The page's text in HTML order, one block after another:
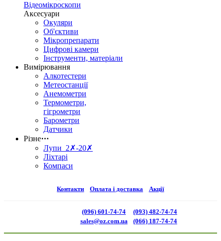
Відеомікроскопи
Аксесуари
Окуляри
Об'єктиви
Мікропрепарати
Цифрові камери
Інструменти, матеріали
Вимірювання
Алкотестери
Метеостанції
Анемометри
Термометри,
гігрометри
Барометри
Датчики
Різне⋯
Лупи 2✗-20✗
Ліхтарі
Компаси
Контакти Оплата і доставка Акції
(096) 601-74-74
sales@oz.com.ua
(093) 482-74-74
(066) 187-74-74